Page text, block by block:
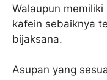
Walaupun
kafein sebaiknya
bijaksana.
Asupan yang